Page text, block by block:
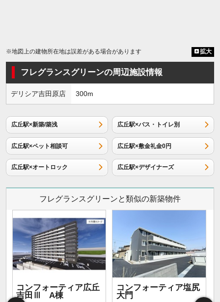
※地図上の建物所在地は誤差がある場合があります 拡大
フレグランスグリーンの周辺施設情報
デリシア吉田原店 300m
広丘駅×新築/築浅 広丘駅×バス・トイレ別
広丘駅×ペット相談可 広丘駅×敷金礼金0円
広丘駅×オートロック 広丘駅×デザイナーズ
フレグランスグリーンと類似の新築物件
コンフォーティア広丘
吉田Ⅲ A棟
コンフォーティア塩尻
大門